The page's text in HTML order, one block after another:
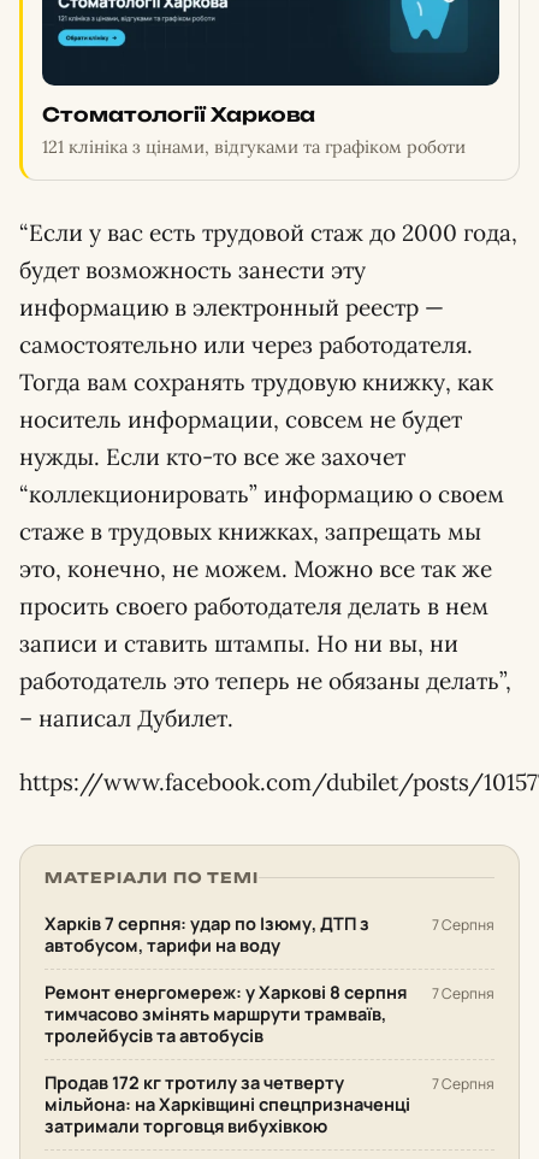
Стоматології Харкова
121 клініка з цінами, відгуками та графіком роботи
“Если у вас есть трудовой стаж до 2000 года,
будет возможность занести эту
информацию в электронный реестр —
самостоятельно или через работодателя.
Тогда вам сохранять трудовую книжку, как
носитель информации, совсем не будет
нужды. Если кто-то все же захочет
“коллекционировать” информацию о своем
стаже в трудовых книжках, запрещать мы
это, конечно, не можем. Можно все так же
просить своего работодателя делать в нем
записи и ставить штампы. Но ни вы, ни
работодатель это теперь не обязаны делать”,
– написал Дубилет.
https://www.facebook.com/dubilet/posts/
МАТЕРІАЛИ ПО ТЕМІ
Харків 7 серпня: удар по Ізюму, ДТП з
автобусом, тарифи на воду
7 Серпня
Ремонт енергомереж: у Харкові 8 серпня
тимчасово змінять маршрути трамваїв,
тролейбусів та автобусів
7 Серпня
Продав 172 кг тротилу за четверту
мільйона: на Харківщині спецпризначенці
затримали торговця вибухівкою
7 Серпня